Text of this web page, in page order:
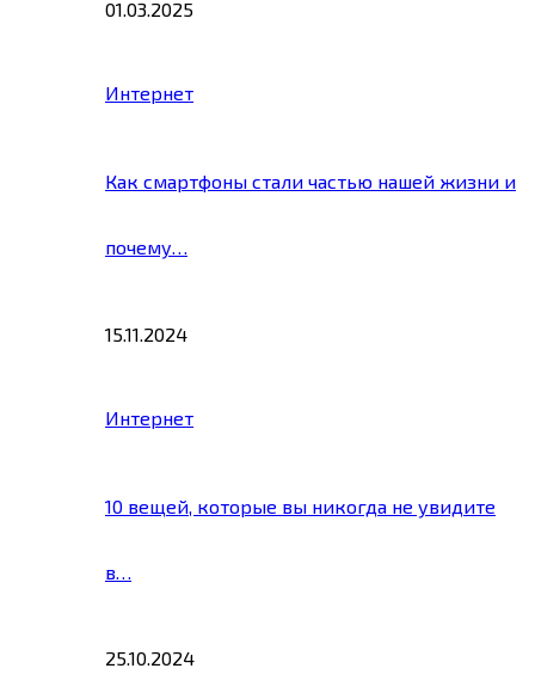
01.03.2025
Интернет
Как смартфоны стали частью нашей жизни и
почему…
15.11.2024
Интернет
10 вещей, которые вы никогда не увидите
в…
25.10.2024